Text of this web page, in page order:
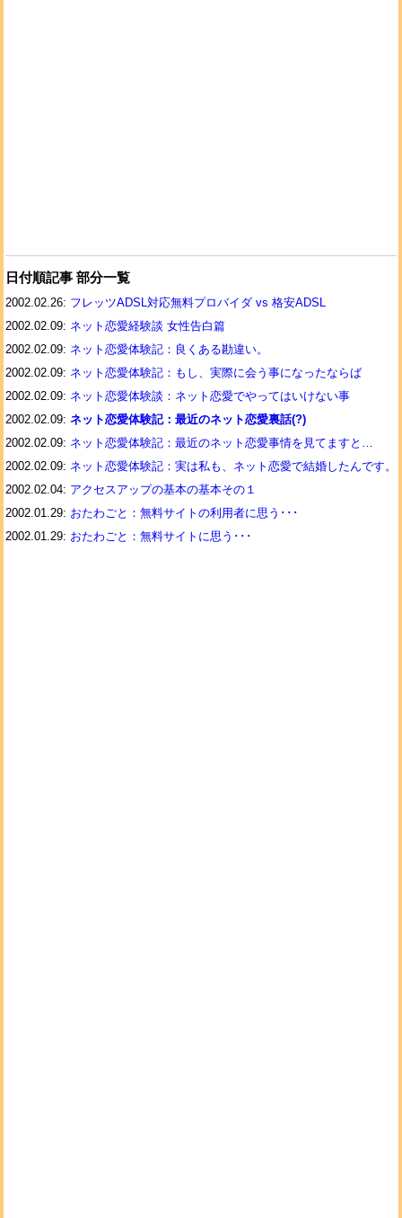
日付順記事 部分一覧
2002.02.26: フレッツADSL対応無料プロバイダ vs 格安ADSL
2002.02.09: ネット恋愛経験談 女性告白篇
2002.02.09: ネット恋愛体験記：良くある勘違い。
2002.02.09: ネット恋愛体験記：もし、実際に会う事になったならば
2002.02.09: ネット恋愛体験談：ネット恋愛でやってはいけない事
2002.02.09: ネット恋愛体験記：最近のネット恋愛裏話(?)
2002.02.09: ネット恋愛体験記：最近のネット恋愛事情を見てますと…
2002.02.09: ネット恋愛体験記：実は私も、ネット恋愛で結婚したんです。
2002.02.04: アクセスアップの基本の基本その１
2002.01.29: おたわごと：無料サイトの利用者に思う･･･
2002.01.29: おたわごと：無料サイトに思う･･･